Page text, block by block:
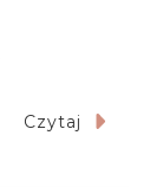
Czytaj